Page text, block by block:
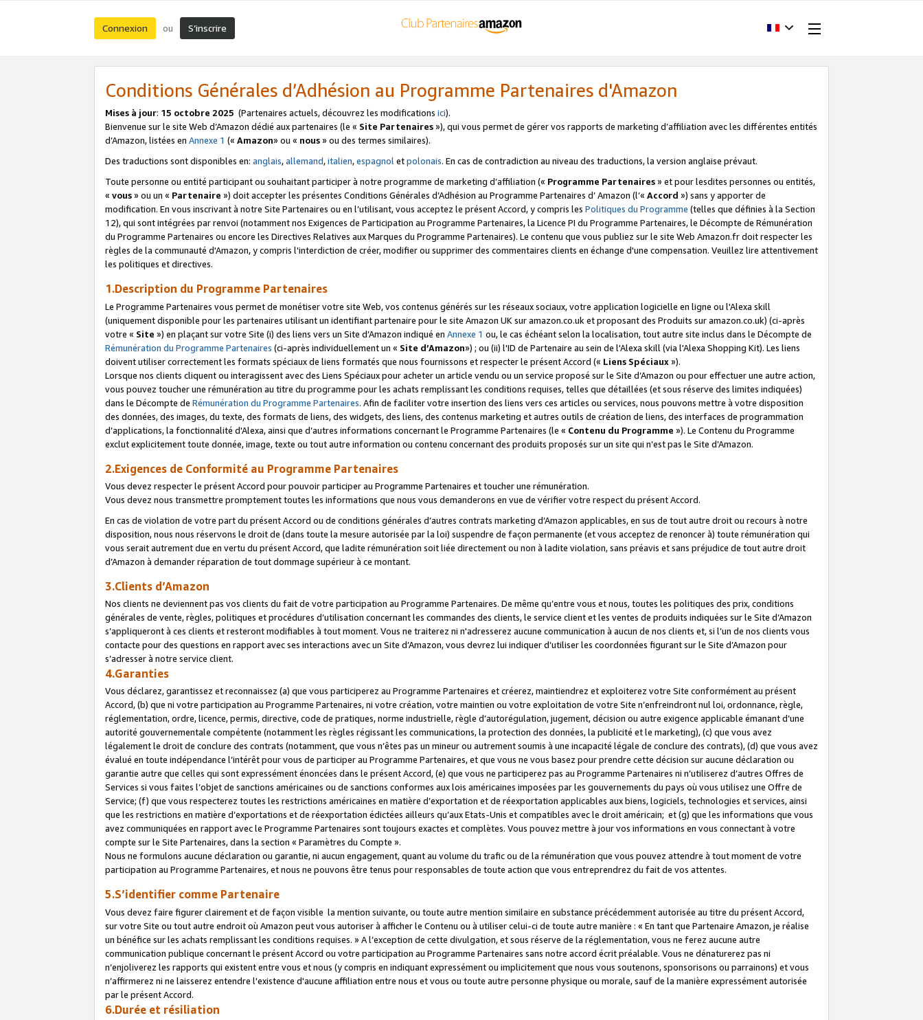
Connexion ou S’inscrire
Conditions Générales d’Adhésion au Programme Partenaires d'Amazon
Mises à jour: 15 octobre 2025 (Partenaires actuels, découvrez les modifications ici).
Bienvenue sur le site Web d’Amazon dédié aux partenaires (le « Site Partenaires»), qui vous permet de gérer vos rapports de marketing d’affiliation avec les différentes entités
d’Amazon, listées en Annexe 1 (« Amazon» ou « nous» ou des termes similaires).
Des traductions sont disponibles en: anglais,allemand,italien,espagnoletpolonais. En cas de contradiction au niveau des traductions, la version anglaise prévaut.
Toute personne ou entité participant ou souhaitant participer à notre programme de marketing d’affiliation (« Programme Partenaires» et pour lesdites personnes ou entités,
« vous» ou un « Partenaire ») doit accepter les présentes Conditions Générales d’Adhésion au Programme Partenaires d’ Amazon (l’« Accord ») sans y apporter de
modification. En vous inscrivant à notre Site Partenaires ou en l’utilisant, vous acceptez le présent Accord, y compris les Politiques du Programme (telles que définies à la Section
12), qui sont intégrées par renvoi (notamment nos Exigences de Participation au Programme Partenaires, la Licence PI du Programme Partenaires, le Décompte de Rémunération
du Programme Partenaires ou encore les Directives Relatives aux Marques du Programme Partenaires). Le contenu que vous publiez sur le site Web Amazon.fr doit respecter les
règles de la communauté d'Amazon, y compris l'interdiction de créer, modifier ou supprimer des commentaires clients en échange d'une compensation. Veuillez lire attentivement
les politiques et directives.
1.Description du Programme Partenaires
Le Programme Partenaires vous permet de monétiser votre site Web, vos contenus générés sur les réseaux sociaux, votre application logicielle en ligne ou l'Alexa skill
(uniquement disponible pour les partenaires utilisant un identifiant partenaire pour le site Amazon UK sur amazon.co.uk et proposant des Produits sur amazon.co.uk) (ci-après
votre « Site ») en plaçant sur votre Site (i) des liens vers un Site d’Amazon indiqué en Annexe 1 ou, le cas échéant selon la localisation, tout autre site inclus dans le Décompte de
Rémunération du Programme Partenaires (ci-après individuellement un « Site d’Amazon») ; ou (ii) l'ID de Partenaire au sein de l'Alexa skill (via l'Alexa Shopping Kit). Les liens
doivent utiliser correctement les formats spéciaux de liens formatés que nous fournissons et respecter le présent Accord (« Liens Spéciaux»).
Lorsque nos clients cliquent ou interagissent avec des Liens Spéciaux pour acheter un article vendu ou un service proposé sur le Site d’Amazon ou pour effectuer une autre action,
vous pouvez toucher une rémunération au titre du programme pour les achats remplissant les conditions requises, telles que détaillées (et sous réserve des limites indiquées)
dans le Décompte de Rémunération du Programme Partenaires. Afin de faciliter votre insertion des liens vers ces articles ou services, nous pouvons mettre à votre disposition
des données, des images, du texte, des formats de liens, des widgets, des liens, des contenus marketing et autres outils de création de liens, des interfaces de programmation
d’applications, la fonctionnalité d'Alexa, ainsi que d’autres informations concernant le Programme Partenaires (le « Contenu du Programme »). Le Contenu du Programme
exclut explicitement toute donnée, image, texte ou tout autre information ou contenu concernant des produits proposés sur un site qui n’est pas le Site d’Amazon.
2.Exigences de Conformité au Programme Partenaires
Vous devez respecter le présent Accord pour pouvoir participer au Programme Partenaires et toucher une rémunération.
Vous devez nous transmettre promptement toutes les informations que nous vous demanderons en vue de vérifier votre respect du présent Accord.
En cas de violation de votre part du présent Accord ou de conditions générales d’autres contrats marketing d’Amazon applicables, en sus de tout autre droit ou recours à notre
disposition, nous nous réservons le droit de (dans toute la mesure autorisée par la loi) suspendre de façon permanente (et vous acceptez de renoncer à) toute rémunération qui
vous serait autrement due en vertu du présent Accord, que ladite rémunération soit liée directement ou non à ladite violation, sans préavis et sans préjudice de tout autre droit
d’Amazon à demander réparation de tout dommage supérieur à ce montant.
3.Clients d’Amazon
Nos clients ne deviennent pas vos clients du fait de votre participation au Programme Partenaires. De même qu’entre vous et nous, toutes les politiques des prix, conditions
générales de vente, règles, politiques et procédures d’utilisation concernant les commandes des clients, le service client et les ventes de produits indiquées sur le Site d’Amazon
s’appliqueront à ces clients et resteront modifiables à tout moment. Vous ne traiterez ni n'adresserez aucune communication à aucun de nos clients et, si l’un de nos clients vous
contacte pour des questions en rapport avec ses interactions avec un Site d’Amazon, vous devrez lui indiquer d’utiliser les coordonnées figurant sur le Site d’Amazon pour
s’adresser à notre service client.
4.Garanties
Vous déclarez, garantissez et reconnaissez (a) que vous participerez au Programme Partenaires et créerez, maintiendrez et exploiterez votre Site conformément au présent
Accord, (b) que ni votre participation au Programme Partenaires, ni votre création, votre maintien ou votre exploitation de votre Site n’enfreindront nul loi, ordonnance, règle,
réglementation, ordre, licence, permis, directive, code de pratiques, norme industrielle, règle d’autorégulation, jugement, décision ou autre exigence applicable émanant d’une
autorité gouvernementale compétente (notamment les règles régissant les communications, la protection des données, la publicité et le marketing), (c) que vous avez
légalement le droit de conclure des contrats (notamment, que vous n’êtes pas un mineur ou autrement soumis à une incapacité légale de conclure des contrats), (d) que vous avez
évalué en toute indépendance l’intérêt pour vous de participer au Programme Partenaires, et que vous ne vous basez pour prendre cette décision sur aucune déclaration ou
garantie autre que celles qui sont expressément énoncées dans le présent Accord, (e) que vous ne participerez pas au Programme Partenaires ni n’utiliserez d’autres Offres de
Services si vous faites l’objet de sanctions américaines ou de sanctions conformes aux lois américaines imposées par les gouvernements du pays où vous utilisez une Offre de
Service; (f) que vous respecterez toutes les restrictions américaines en matière d’exportation et de réexportation applicables aux biens, logiciels, technologies et services, ainsi
que les restrictions en matière d’exportations et de réexportation édictées ailleurs qu’aux Etats-Unis et compatibles avec le droit américain; et (g) que les informations que vous
avez communiquées en rapport avec le Programme Partenaires sont toujours exactes et complètes. Vous pouvez mettre à jour vos informations en vous connectant à votre
compte sur le Site Partenaires, dans la section « Paramètres du Compte ».
Nous ne formulons aucune déclaration ou garantie, ni aucun engagement, quant au volume du trafic ou de la rémunération que vous pouvez attendre à tout moment de votre
participation au Programme Partenaires, et nous ne pouvons être tenus pour responsables de toute action que vous entreprendrez du fait de vos attentes.
5.S’identifier comme Partenaire
Vous devez faire figurer clairement et de façon visible la mention suivante, ou toute autre mention similaire en substance précédemment autorisée au titre du présent Accord,
sur votre Site ou tout autre endroit où Amazon peut vous autoriser à afficher le Contenu ou à utiliser celui-ci de toute autre manière : « En tant que Partenaire Amazon, je réalise
un bénéfice sur les achats remplissant les conditions requises. » A l’exception de cette divulgation, et sous réserve de la réglementation, vous ne ferez aucune autre
communication publique concernant le présent Accord ou votre participation au Programme Partenaires sans notre accord écrit préalable. Vous ne dénaturerez pas ni
n’enjoliverez les rapports qui existent entre vous et nous (y compris en indiquant expressément ou implicitement que nous vous soutenons, sponsorisons ou parrainons) et vous
n’affirmerez ni ne laisserez entendre l'existence d'aucune affiliation entre nous et vous ou toute autre personne physique ou morale, sauf de la manière expressément autorisée
par le présent Accord.
6.Durée et résiliation